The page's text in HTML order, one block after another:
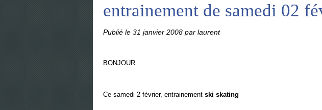
entrainement de samedi 02
Publié le 31 janvier 2008 par laurent
BONJOUR
Ce samedi 2 février, entrainement ski skating